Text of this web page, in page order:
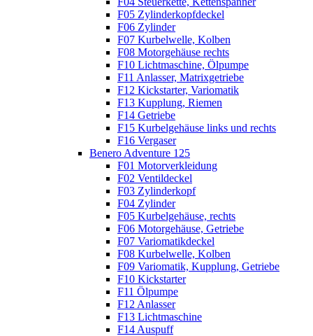
F05 Zylinderkopfdeckel
F06 Zylinder
F07 Kurbelwelle, Kolben
F08 Motorgehäuse rechts
F10 Lichtmaschine, Ölpumpe
F11 Anlasser, Matrixgetriebe
F12 Kickstarter, Variomatik
F13 Kupplung, Riemen
F14 Getriebe
F15 Kurbelgehäuse links und rechts
F16 Vergaser
Benero Adventure 125
F01 Motorverkleidung
F02 Ventildeckel
F03 Zylinderkopf
F04 Zylinder
F05 Kurbelgehäuse, rechts
F06 Motorgehäuse, Getriebe
F07 Variomatikdeckel
F08 Kurbelwelle, Kolben
F09 Variomatik, Kupplung, Getriebe
F10 Kickstarter
F11 Ölpumpe
F12 Anlasser
F13 Lichtmaschine
F14 Auspuff